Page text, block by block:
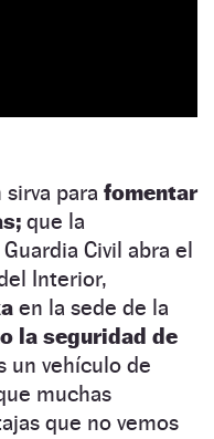
para fomentar
que la
Civil abra el
Interior,
en la sede de la
la seguridad de
un vehículo de
muchas
que no vemos